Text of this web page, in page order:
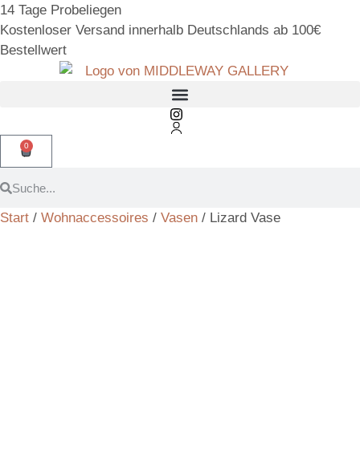
14 Tage Probeliegen
Kostenloser Versand innerhalb Deutschlands ab 100€
Bestellwert
0
Start / Wohnaccessoires / Vasen / Lizard Vase